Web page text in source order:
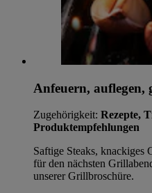
Anfeuern, auflegen,
Zugehörigkeit: Rezepte,
Produktempfehlungen
Saftige Steaks, knackiges
für den nächsten
unserer Grillbroschüre.